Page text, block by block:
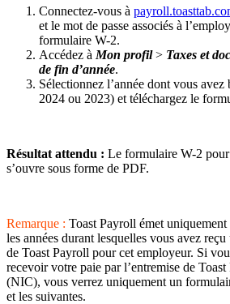
Connectez-vous à
et le mot de passe associés à
formulaire W-2.
Accédez à Mon profil> Taxes et
de fin d’année.
Sélectionnez l’année dont vous avez
2024 ou 2023) et téléchargez le
Résultat attendu : Le formulaire W-2 pour
s’ouvre sous forme de PDF.
Remarque : Toast Payroll émet
les années durant lesquelles vous avez
de Toast Payroll pour cet employeur. Si
recevoir votre paie par l’entremise de
(NIC), vous verrez uniquement un
et les suivantes.